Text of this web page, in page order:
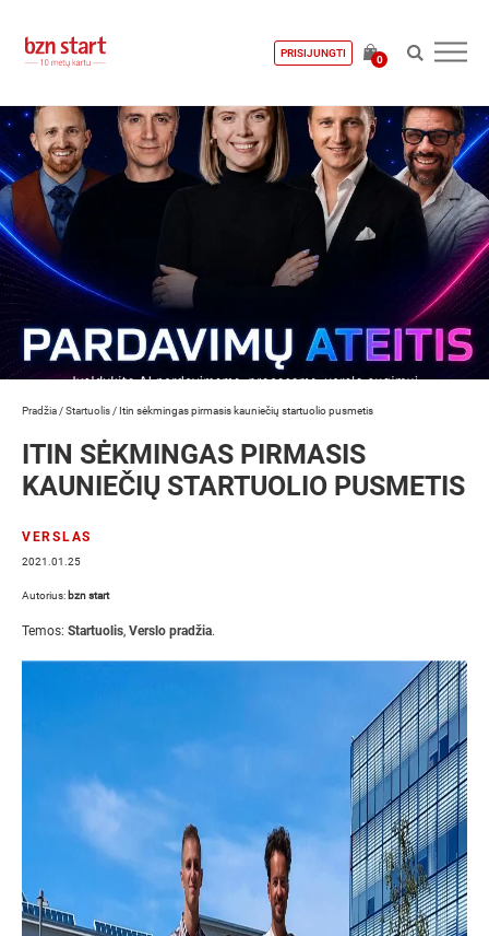
PRISIJUNGTI
0
Pradžia /Startuolis / Itin sėkmingas pirmasis kauniečių startuolio pusmetis
ITIN SĖKMINGAS PIRMASIS
KAUNIEČIŲ STARTUOLIO PUSMETIS
VERSLAS
2021.01.25
Autorius: bzn start
Temos: Startuolis, Verslo pradžia.